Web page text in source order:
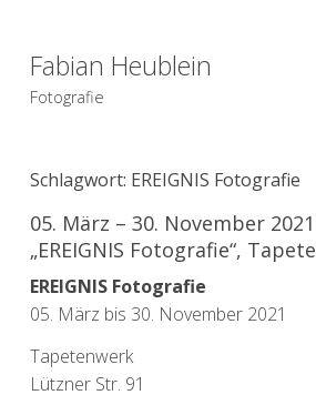
Fabian Heublein
Fotografie
Schlagwort: EREIGNIS Fotografie
05. März – 30. November 2021
„EREIGNIS Fotografie“,
EREIGNIS Fotografie
05. März bis 30. November 2021
Tapetenwerk
Lützner Str. 91